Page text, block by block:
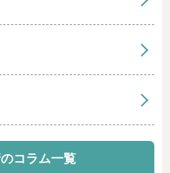
コラム一覧